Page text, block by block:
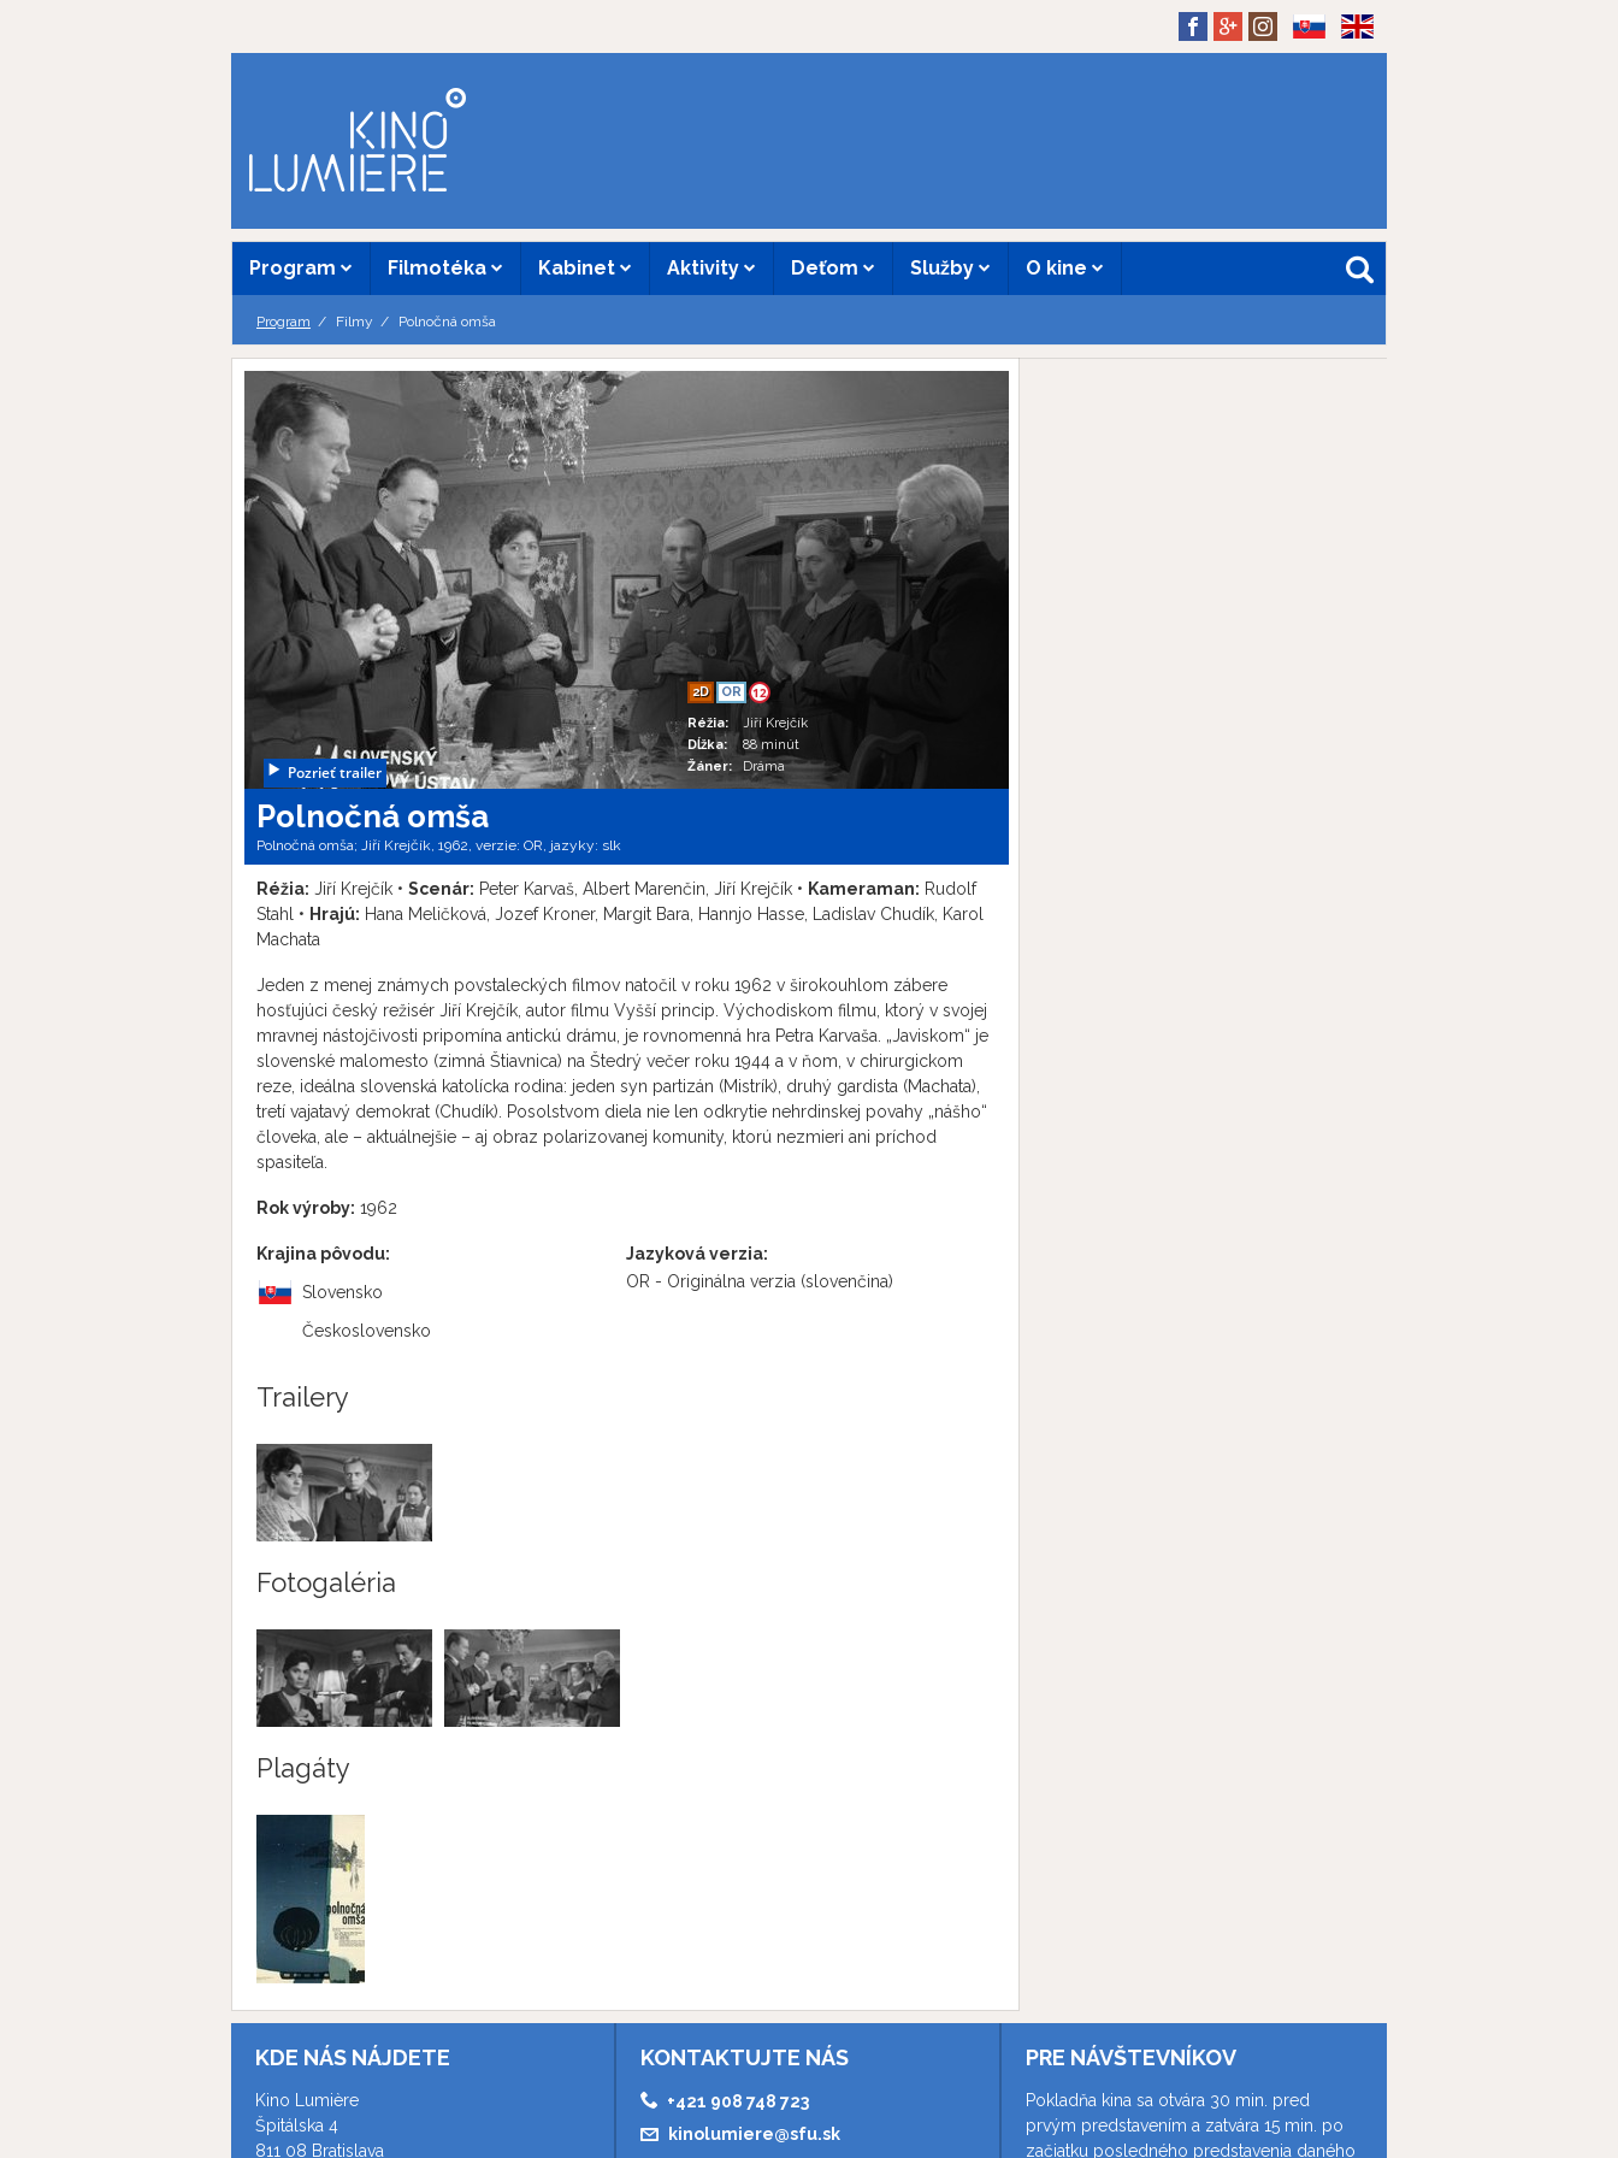
Program Filmotéka Kabinet Aktivity Deťom Služby O kine
Program Filmy Polnočná omša
Pozrieť trailer
2D OR 12
Réžia:
Jiří Krejčík
Dĺžka:
88 minút
Žáner:
Dráma
Polnočná omša
Polnočná omša; Jiří Krejčík, 1962, verzie: OR, jazyky: slk
Réžia: Jiří Krejčík • Scenár: Peter Karvaš, Albert Marenčin, Jiří Krejčík • Kameraman: Rudolf
Stahl • Hrajú: Hana Meličková, Jozef Kroner, Margit Bara, Hannjo Hasse, Ladislav Chudík, Karol
Machata
Jeden z menej známych povstaleckých filmov natočil v roku 1962 v širokouhlom zábere
hosťujúci český režisér Jiří Krejčík, autor filmu Vyšší princip. Východiskom filmu, ktorý v svojej
mravnej nástojčivosti pripomína antickú drámu, je rovnomenná hra Petra Karvaša. „Javiskom“ je
slovenské malomesto (zimná Štiavnica) na Štedrý večer roku 1944 a v ňom, v chirurgickom
reze, ideálna slovenská katolícka rodina: jeden syn partizán (Mistrík), druhý gardista (Machata),
tretí vajatavý demokrat (Chudík). Posolstvom diela nie len odkrytie nehrdinskej povahy „nášho“
človeka, ale – aktuálnejšie – aj obraz polarizovanej komunity, ktorú nezmieri ani príchod
spasiteľa.
Rok výroby: 1962
Krajina pôvodu:
Slovensko
Československo
Jazyková verzia:
OR - Originálna verzia (slovenčina)
Trailery
Fotogaléria
Plagáty
KDE NÁS NÁJDETE
Kino Lumière
Špitálska 4
811 08 Bratislava
KONTAKTUJTE NÁS
+421 908 748 723
kinolumiere@sfu.sk
PRE NÁVŠTEVNÍKOV
Pokladňa kina sa otvára 30 min. pred
prvým predstavením a zatvára 15 min. po
začiatku posledného predstavenia daného